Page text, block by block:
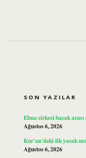
SON YAZILAR
Elma sirkesi bacak
Ağustos 6, 2026
Kur’an’daki ilk yasak
Ağustos 6, 2026